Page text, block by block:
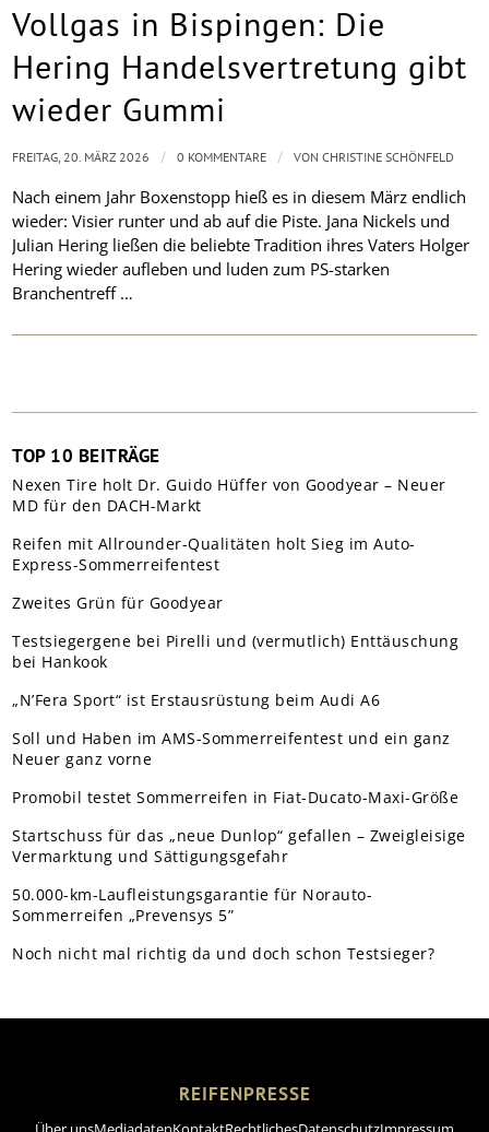
Vollgas in Bispingen: Die
Hering Handelsvertretung gibt
wieder Gummi
Nach einem Jahr Boxenstopp hieß es in diesem März endlich
wieder: Visier runter und ab auf die Piste. Jana Nickels und
Julian Hering ließen die beliebte Tradition ihres Vaters Holger
Hering wieder aufleben und luden zum PS-starken
Branchentreff …
FREITAG, 20. MÄRZ 2026 / 0 KOMMENTARE / VONCHRISTINE SCHÖNFELD
TOP 10 BEITRÄGE
Nexen Tire holt Dr. Guido Hüffer von Goodyear – Neuer
MD für den DACH-Markt
Reifen mit Allrounder-Qualitäten holt Sieg im Auto-
Express-Sommerreifentest
Zweites Grün für Goodyear
Testsiegergene bei Pirelli und (vermutlich) Enttäuschung
bei Hankook
„N’Fera Sport“ ist Erstausrüstung beim Audi A6
Soll und Haben im AMS-Sommerreifentest und ein ganz
Neuer ganz vorne
Promobil testet Sommerreifen in Fiat-Ducato-Maxi-Größe
Startschuss für das „neue Dunlop“ gefallen – Zweigleisige
Vermarktung und Sättigungsgefahr
50.000-km-Laufleistungsgarantie für Norauto-
Sommerreifen „Prevensys 5”
Noch nicht mal richtig da und doch schon Testsieger?
REIFENPRESSE